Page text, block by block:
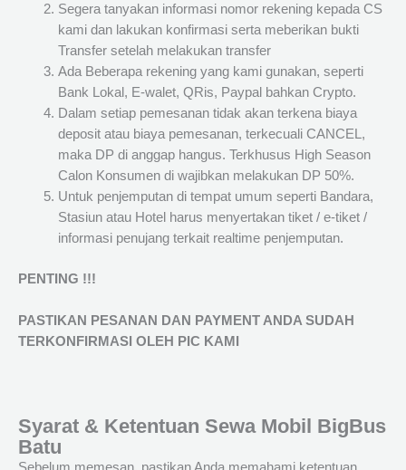
Segera tanyakan informasi nomor rekening kepada CS
kami dan lakukan konfirmasi serta meberikan bukti
Transfer setelah melakukan transfer
Ada Beberapa rekening yang kami gunakan, seperti
Bank Lokal, E-walet, QRis, Paypal bahkan Crypto.
Dalam setiap pemesanan tidak akan terkena biaya
deposit atau biaya pemesanan, terkecuali CANCEL,
maka DP di anggap hangus. Terkhusus High Season
Calon Konsumen di wajibkan melakukan DP 50%.
Untuk penjemputan di tempat umum seperti Bandara,
Stasiun atau Hotel harus menyertakan tiket / e-tiket /
informasi penujang terkait realtime penjemputan.
PENTING !!!
PASTIKAN PESANAN DAN PAYMENT ANDA SUDAH
TERKONFIRMASI OLEH PIC KAMI
Syarat & Ketentuan Sewa Mobil BigBus
Batu
Sebelum memesan, pastikan Anda memahami ketentuan